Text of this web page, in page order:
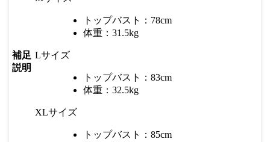
補足
説明
トップバスト：78cm
体重：31.5kg
Lサイズ
トップバスト：83cm
体重：32.5kg
XLサイズ
トップバスト：85cm